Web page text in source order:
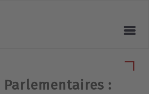
Parlementaires :